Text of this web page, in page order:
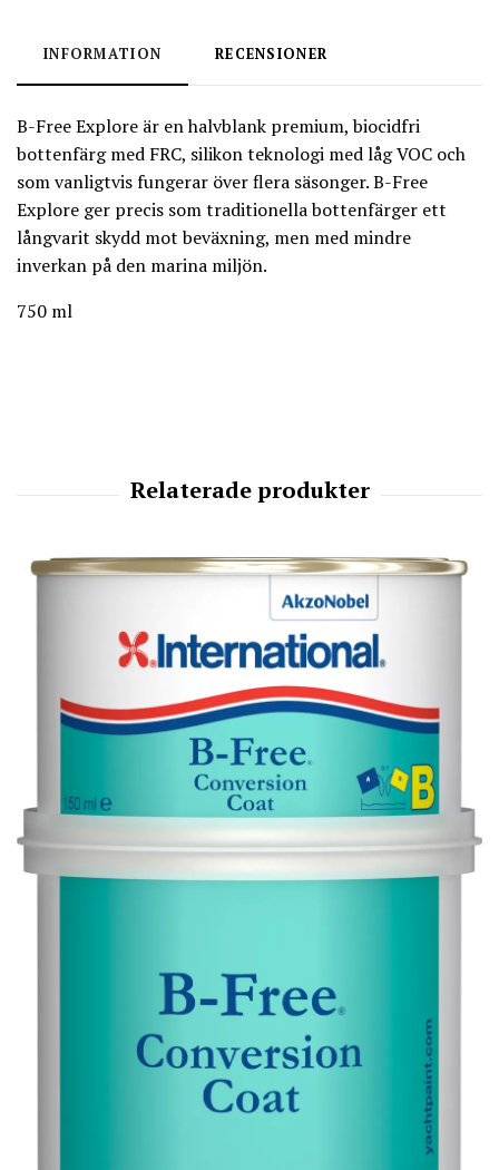
INFORMATION RECENSIONER
B-Free Explore är en halvblank premium, biocidfri
bottenfärg med FRC, silikon teknologi med låg VOC och
som vanligtvis fungerar över flera säsonger. B­-Free
Explore ger precis som traditionella bottenfärger ett
långvarit skydd mot beväxning, men med mindre
inverkan på den marina miljön.
750 ml